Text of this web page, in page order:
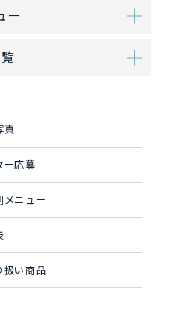
ー
真
ー応募
メニュー
扱い商品